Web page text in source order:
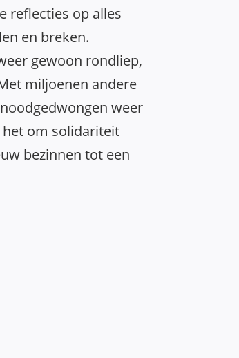
reflecties op alles
en breken.
gewoon rondliep,
miljoenen andere
weer
om solidariteit
bezinnen tot een